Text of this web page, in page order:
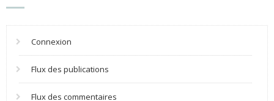
Connexion
Flux des publications
Flux des commentaires